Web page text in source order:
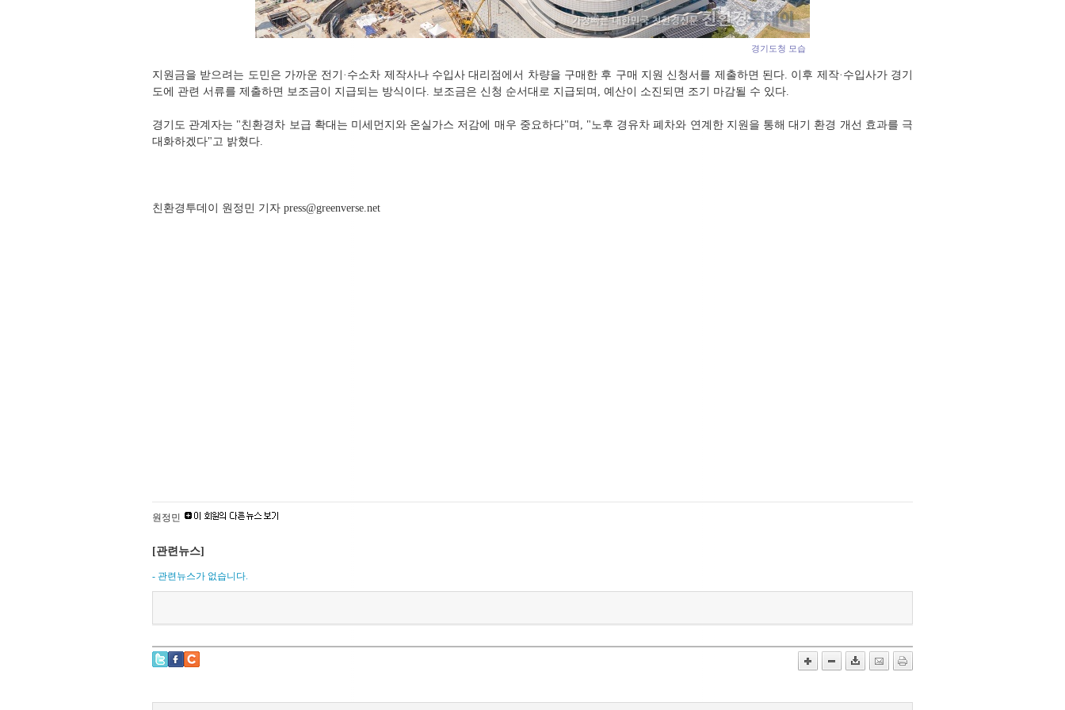
경기도청 모습
지원금을 받으려는 도민은 가까운 전기·수소차 제작사나 수입사 대리점에서 차량을 구매한 후 구매 지원 신청서를 제출하면 된다. 이후 제작·수입사가 경기
도에 관련 서류를 제출하면 보조금이 지급되는 방식이다. 보조금은 신청 순서대로 지급되며, 예산이 소진되면 조기 마감될 수 있다.
경기도 관계자는 "친환경차 보급 확대는 미세먼지와 온실가스 저감에 매우 중요하다"며, "노후 경유차 폐차와 연계한 지원을 통해 대기 환경 개선 효과를 극
대화하겠다"고 밝혔다.
친환경투데이 원정민 기자 press@greenverse.net
원정민
[관련뉴스]
- 관련뉴스가 없습니다.